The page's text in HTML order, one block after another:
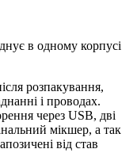
в одному корпусі
розпакування,
і проводах.
через USB, дві
мікшер, а так
від став